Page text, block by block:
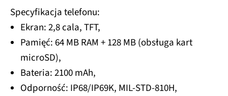
Specyfikacja telefonu:
Ekran: 2,8 cala, TFT,
Pamięć: 64 MB RAM + 128 MB (obsługa kart
microSD),
Bateria: 2100 mAh,
Odporność: IP68/IP69K, MIL-STD-810H,